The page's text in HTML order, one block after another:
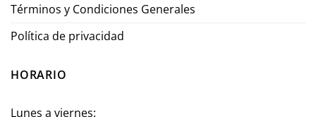
Términos y Condiciones Generales
Política de privacidad
HORARIO
Lunes a viernes: